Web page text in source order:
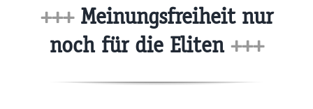
+++Meinungsfreiheit nur
noch für die Eliten +++